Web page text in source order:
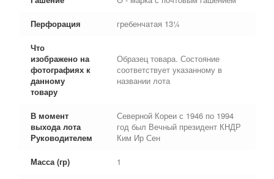
Перфорация гребенчатая 13¼
Что
изображено на
фотографиях к
данному
товару
Образец товара. Состояние
соответствует указанному в
названии лота
В момент
выхода лота
Руководителем
Северной Кореи с 1946 по 1994
год был Вечный президент КНДР
Ким Ир Сен
Масса (гр) 1